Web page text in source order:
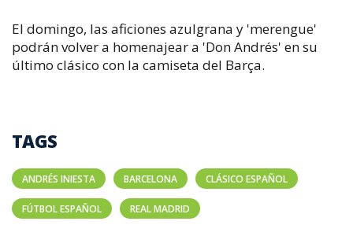
El domingo, las aficiones azulgrana y 'merengue'
podrán volver a homenajear a 'Don Andrés' en su
último clásico con la camiseta del Barça.
TAGS
ANDRÉS INIESTA BARCELONA CLÁSICO ESPAÑOL
FÚTBOL ESPAÑOL REAL MADRID